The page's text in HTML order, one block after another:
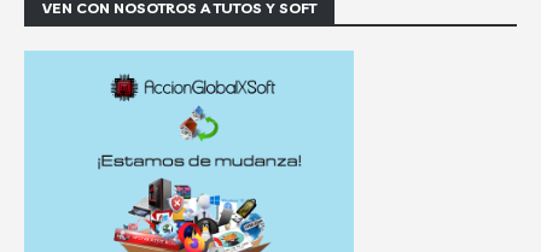
VEN CON NOSOTROS A TUTOS Y SOFT